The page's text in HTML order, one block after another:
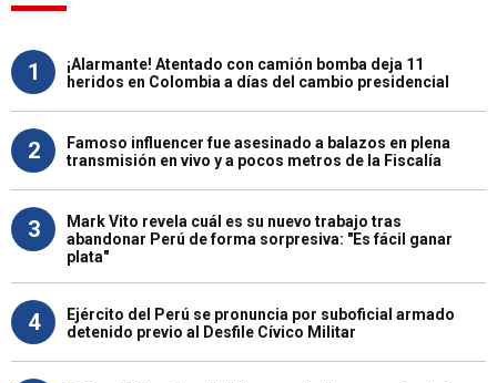
1
¡Alarmante! Atentado con camión bomba deja 11
heridos en Colombia a días del cambio presidencial
2
Famoso influencer fue asesinado a balazos en plena
transmisión en vivo y a pocos metros de la Fiscalía
3
Mark Vito revela cuál es su nuevo trabajo tras
abandonar Perú de forma sorpresiva: "Es fácil ganar
plata"
4
Ejército del Perú se pronuncia por suboficial armado
detenido previo al Desfile Cívico Militar